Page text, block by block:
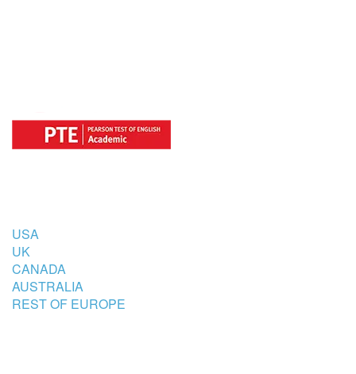
USA
UK
CANADA
AUSTRALIA
REST OF EUROPE